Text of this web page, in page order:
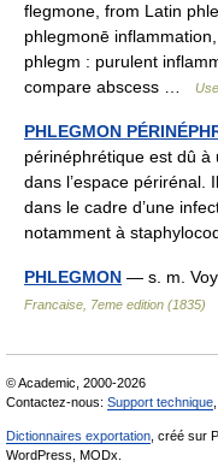
flegmone, from Latin
phlegmonē
phlegm : purulent
compare abscess …
PHLEGMON
périnéphrétique est dû
dans l’espace périrénal.
dans le cadre d’une
notamment à
PHLEGMON — s. m.
Francaise, 7eme edition (1835)
© Academic, 2000-2026
Contactez-nous: Support technique
Dictionnaires exportation , créé sur
WordPress, MODx.